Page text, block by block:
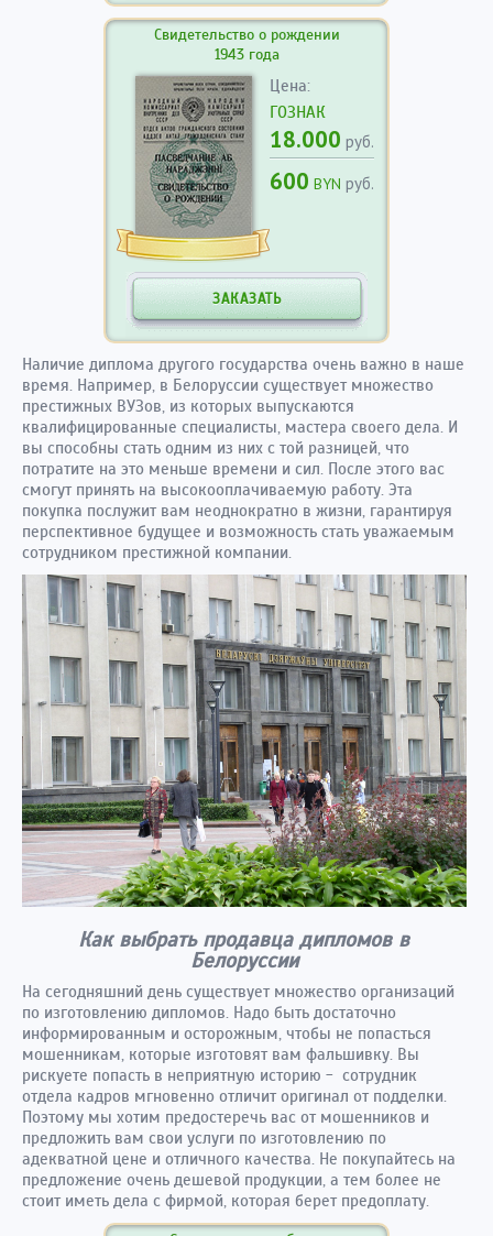
Свидетельство о рождении
1943 года
Цена:
ГОЗНАК
18.000 руб.
600 BYN руб.
ЗАКАЗАТЬ
Наличие диплома другого государства очень важно в наше
время. Например, в Белоруссии существует множество
престижных ВУЗов, из которых выпускаются
квалифицированные специалисты, мастера своего дела. И
вы способны стать одним из них с той разницей, что
потратите на это меньше времени и сил. После этого вас
смогут принять на высокооплачиваемую работу. Эта
покупка послужит вам неоднократно в жизни, гарантируя
перспективное будущее и возможность стать уважаемым
сотрудником престижной компании.
Как выбрать продавца дипломов в
Белоруссии
На сегодняшний день существует множество организаций
по изготовлению дипломов. Надо быть достаточно
информированным и осторожным, чтобы не попасться
мошенникам, которые изготовят вам фальшивку. Вы
рискуете попасть в неприятную историю - сотрудник
отдела кадров мгновенно отличит оригинал от подделки.
Поэтому мы хотим предостеречь вас от мошенников и
предложить вам свои услуги по изготовлению по
адекватной цене и отличного качества. Не покупайтесь на
предложение очень дешевой продукции, а тем более не
стоит иметь дела с фирмой, которая берет предоплату.